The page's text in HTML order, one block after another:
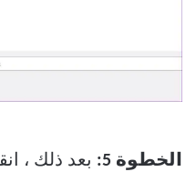
الخطوة 5: بعد ذلك ،